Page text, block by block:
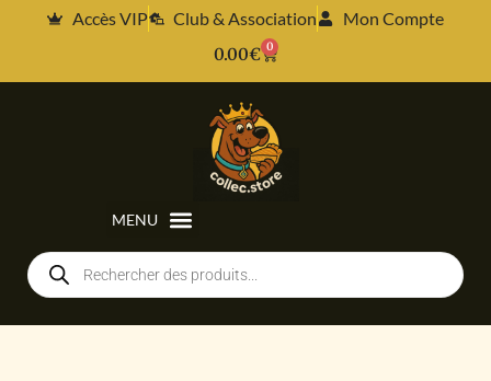
Accès VIP Club & Association
Mon Compte
0.00€ 0